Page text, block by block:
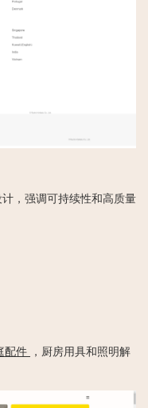
，强调可持续性和高质量
配件
，厨房用具和照明解